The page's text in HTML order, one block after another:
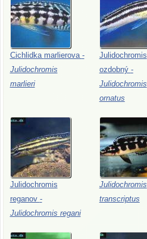
Cichlidka marlierova -
Julidochromis
marlieri
Julidochromis
ozdobný -
Julidochromis
ornatus
Julidochromis
reganov -
Julidochromis regani
Julidochromis
transcriptus